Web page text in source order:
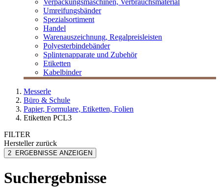
Verpackungsmaschinen, Verbrauchsmaterial
Umreifungsbänder
Spezialsortiment
Handel
Warenauszeichnung, Regalpreisleisten
Polyesterbindebänder
Splintenapparate und Zubehör
Etiketten
Kabelbinder
Messerle
Büro & Schule
Papier, Formulare, Etiketten, Folien
Etiketten PCL3
FILTER
Herstellerzurück
Avery Zweckform Digital
2 ERGEBNISSE ANZEIGEN
Suchergebnisse